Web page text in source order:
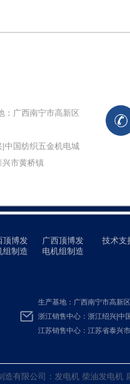
：广西南宁市高新区
中国纺织五金机电城
市黄桥镇
顶博发
组制造
广西顶博发
电机组制造
技术支
生产基地：广西南宁市高新
浙江销售中心：浙江绍兴|中
江苏销售中心：江苏省泰兴
有限公司：发电机 柴油发电机